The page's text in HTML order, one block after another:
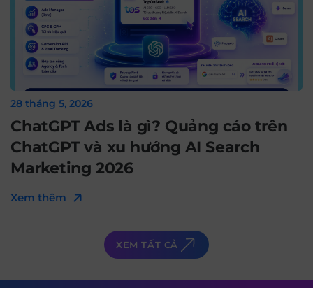
28 tháng 5, 2026
ChatGPT Ads là gì? Quảng cáo trên
ChatGPT và xu hướng AI Search
Marketing 2026
Xem thêm
XEM TẤT CẢ